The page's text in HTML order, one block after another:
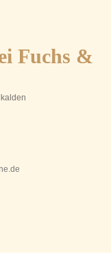
Fuchs &